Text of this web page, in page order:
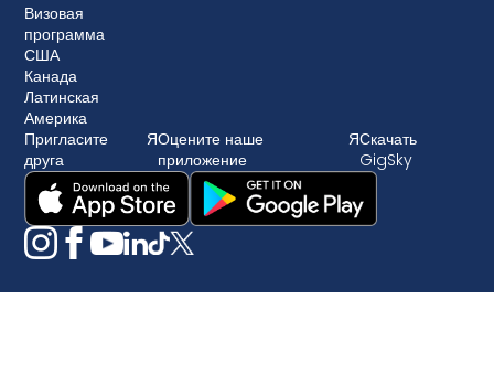
Визовая
программа
США
Канада
Латинская
Америка
Пригласите
друга
ЯОцените наше
приложение
ЯСкачать
GigSky